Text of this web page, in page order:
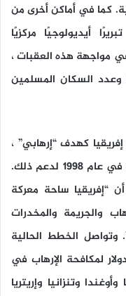
كما في أماكن أخرى من
أيديولوجيًا مركزيًا
في مواجهة هذه العقبات ،
السكان المسلمين
كهدف “إرهابي” ،
وألقت قنابل على مصنع أدوية سوداني في عام 1998 لدعم ذلك.
أعلنت مادلين أولبرايت في عام 1999 أن “إفريقيا ساحة معركة
والجريمة والمخدرات
وتواصل الخطط الحالية
مبادرة “100 مليون دولار لمكافحة الإرهاب في
وتنزانيا وإريتريا